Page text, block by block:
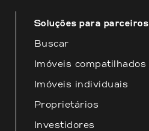
Soluções para parceiros
Buscar
Imóveis compatilhados
Imóveis individuais
Proprietários
Investidores